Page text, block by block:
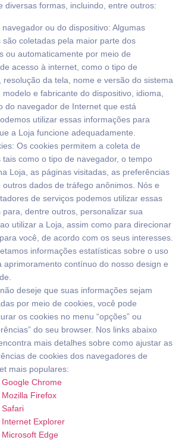
diversas formas, incluindo, entre outros:
navegador ou do dispositivo: Algumas
são coletadas pela maior parte dos
ou automaticamente por meio de
acesso à internet, como o tipo de
resolução da tela, nome e versão do sistema
e fabricante do dispositivo, idioma,
do navegador de Internet que está
utilizar essas informações para
a Loja funcione adequadamente.
Os cookies permitem a coleta de
tais como o tipo de navegador, o tempo
Loja, as páginas visitadas, as preferências
outros dados de tráfego anônimos. Nós e
de serviços podemos utilizar essas
para, dentre outros, personalizar sua
utilizar a Loja, assim como para direcionar
você, de acordo com os seus interesses.
informações estatísticas sobre o uso
aprimoramento contínuo do nosso design e
deseje que suas informações sejam
por meio de cookies, você pode
os cookies no menu “opções” ou
do seu browser. Nos links abaixo
mais detalhes sobre como ajustar as
de cookies dos navegadores de
mais populares:
Google Chrome
Mozilla Firefox
Safari
Internet Explorer
Microsoft Edge